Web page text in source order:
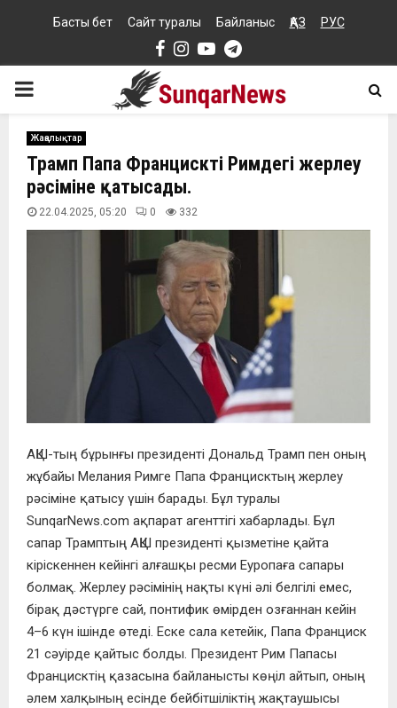
Басты бет Сайт туралы Байланыс ҚАЗ РУС
Facebook
Instagram
YoutubeTelegram
PRIMARY
MENU
Жаңалықтар
Трамп Папа Францисктің Римдегі жерлеу
рәсіміне қатысады.
22.04.2025, 05:20 0 332
АҚШ-тың бұрынғы президенті Дональд Трамп пен оның
жұбайы Мелания Римге Папа Францисктың жерлеу
рәсіміне қатысу үшін барады. Бұл туралы
SunqarNews.com ақпарат агенттігі хабарлады. Бұл
сапар Трамптың АҚШ президенті қызметіне қайта
кіріскеннен кейінгі алғашқы ресми Еуропаға сапары
болмақ. Жерлеу рәсімінің нақты күні әлі белгілі емес,
бірақ дәстүрге сай, понтифик өмірден озғаннан кейін
4–6 күн ішінде өтеді. Еске сала кетейік, Папа Франциск
21 сәуірде қайтыс болды. Президент Рим Папасы
Францисктің қазасына байланысты көңіл айтып, оның
әлем халқының есінде бейбітшіліктің жақтаушысы